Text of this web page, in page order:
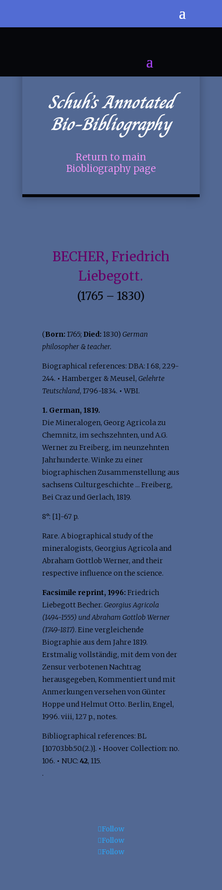
Schuh’s Annotated
Bio-Bibliography
Return to main
Biobliography page
BECHER, Friedrich
Liebegott.
(1765 – 1830)
(Born: 1765; Died: 1830) German
philosopher & teacher.
Biographical references: DBA: I 68, 229-
244. • Hamberger & Meusel, Gelehrte
Teutschland, 1796-1834. • WBI.
1. German, 1819.
Die Mineralogen, Georg Agricola zu
Chemnitz, im sechszehnten, und A.G.
Werner zu Freiberg, im neunzehnten
Jahrhunderte. Winke zu einer
biographischen Zusammenstellung aus
sachsens Culturgeschichte ... Freiberg,
Bei Craz und Gerlach, 1819.
8°: [1]-67 p.
Rare. A biographical study of the
mineralogists, Georgius Agricola and
Abraham Gottlob Werner, and their
respective influence on the science.
Facsimile reprint, 1996: Friedrich
Liebegott Becher. Georgius Agricola
(1494-1555) und Abraham Gottlob Werner
(1749-1817). Eine vergleichende
Biographie aus dem Jahre 1819.
Erstmalig vollständig, mit dem von der
Zensur verbotenen Nachtrag
herausgegeben, Kommentiert und mit
Anmerkungen versehen von Günter
Hoppe und Helmut Otto. Berlin, Engel,
1996. viii, 127 p., notes.
Bibliographical references: BL
[10703.bb.50.(2.)]. • Hoover Collection: no.
106. • NUC: 42, 115.
.
Follow
Follow
Follow